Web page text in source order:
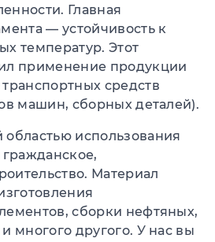
Главная
— устойчивость к
температур. Этот
применение продукции
средств
машин, сборных деталей).
использования
гражданское,
Материал
сборки нефтяных,
многого другого. У нас вы